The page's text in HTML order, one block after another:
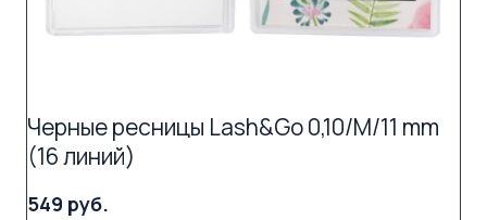
Черные ресницы Lash&Go 0,10/M/11 mm
(16 линий)
549 руб.